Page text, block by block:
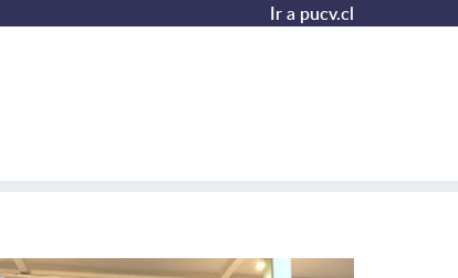
Ir a pucv.cl